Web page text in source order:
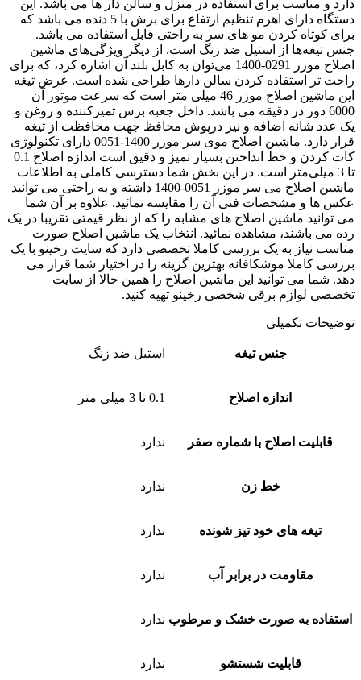
دارد و مناسب برای استفاده در منزل و سالن دار ها می باشد. این
دستگاه دارای اهرم تنظیم ارتفاع برای برش با 5 دنده می باشد که
برای کوتاه کردن مو های سر به راحتی قابل استفاده می باشد.
جنس تیغه‌ها از استیل ضد زنگ است. از دیگر ویژگی‌های ماشین
اصلاح موزر 0291-1400 می‌توان به کابل بلند آن اشاره کرد، که برای
راحت تر استفاده کردن سالن دارها طراحی شده است. عرض تیغه
این ماشین اصلاح موزر 46 میلی متر است که سرعت موتور آن
6000 دور در دقیقه می باشد. داخل جعبه برس تمیزکننده و روغن و
یک عدد شانه اضافه و نیز درپوش محافظ جهت محافظت از تیغه
قرار دارد. ماشین اصلاح موی سر موزر 1400-0051 دارای تکنولوژی
کات کردن و خط انداختن بسیار تمیز و دقیق است اندازه اصلاح 0.1
تا 3 میلی‌متر است. در این بخش شما دسترسی کاملی به اطلاعات
ماشین اصلاح می سر موزر 0051-1400 داشته و به راحتی می توانید
عکس ها و مشخصات فنی آن را مقایسه نمائید. علاوه بر آن شما
می توانید ماشین اصلاح های مشابه را که از نظر قیمتی تقریبا در یک
رده می باشند، مشاهده نمائید. انتخاب یک ماشین اصلاح صورت
مناسب نیاز به یک بررسی کاملا تخصصی دارد که سایت رخینو با یک
بررسی کاملا موشکافانه بهترین گزینه را در اختیار شما قرار می
دهد. شما می توانید این ماشین اصلاح را همین حالا از سایت
تخصصی لوازم برقی شخصی رخینو تهیه کنید.
توضیحات تکمیلی
جنس تیغه استیل ضد زنگ
اندازه اصلاح 0.1 تا 3 میلی متر
قابلیت اصلاح با شماره صفر ندارد
خط زن ندارد
تیغه های خود تیز شونده ندارد
مقاومت در برابر آب ندارد
استفاده به صورت خشک و مرطوب ندارد
قابلیت شستشو ندارد